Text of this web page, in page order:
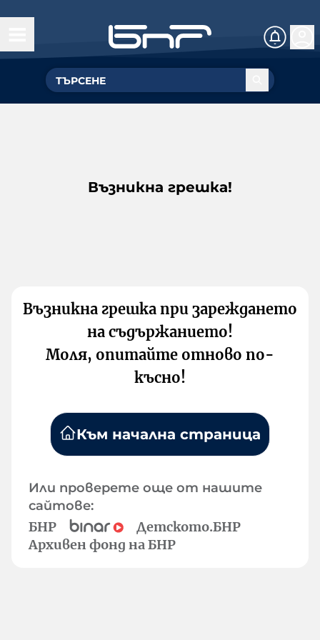
Възникна грешка!
Възникна грешка при зареждането
на съдържанието!
Моля, опитайте отново по-
късно!
Към начална страница
Или проверете още от нашите
сайтове:
БНР
Детското.БНР
Архивен фонд на БНР